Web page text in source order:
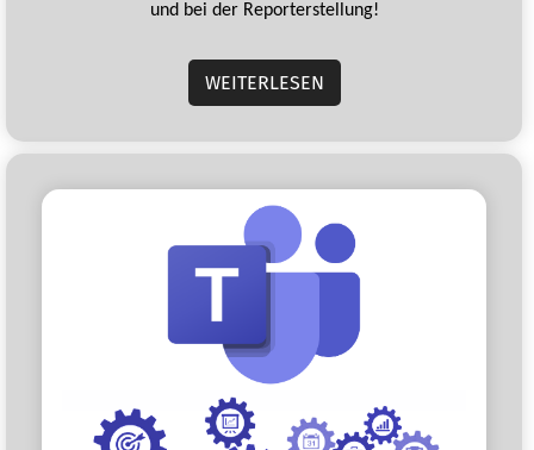
und bei der Reporterstellung!
WEITERLESEN